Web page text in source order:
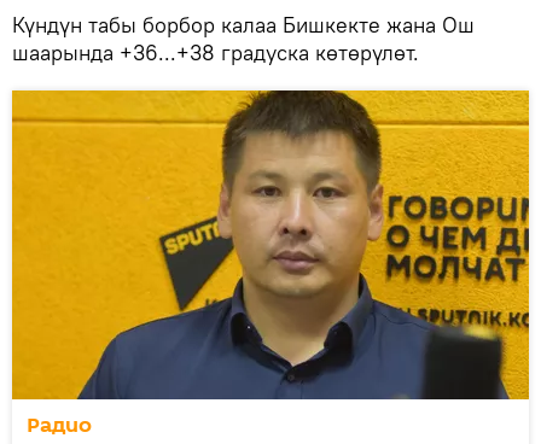
Күндүн табы борбор калаа Бишкекте жана Ош
шаарында +36...+38 градуска көтөрүлөт.
Радио